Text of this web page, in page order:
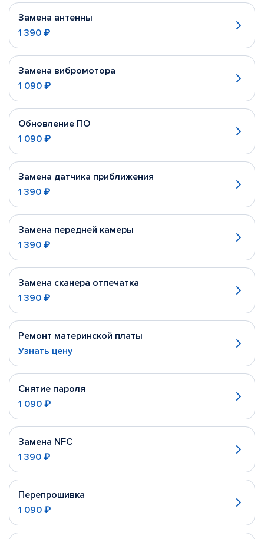
Замена антенны
1 390 ₽
Замена вибромотора
1 090 ₽
Обновление ПО
1 090 ₽
Замена датчика приближения
1 390 ₽
Замена передней камеры
1 390 ₽
Замена сканера отпечатка
1 390 ₽
Ремонт материнской платы
Узнать цену
Снятие пароля
1 090 ₽
Замена NFC
1 390 ₽
Перепрошивка
1 090 ₽